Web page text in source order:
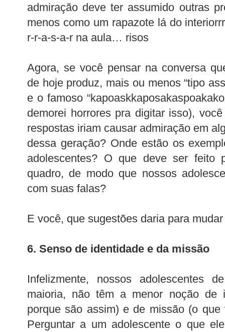
admiração deve ter assumido outras
menos como um rapazote lá do
r-r-a-s-a-r na aula… risos
Agora, se você pensar na conversa
de hoje produz, mais ou menos “tipo
e o famoso
demorei horrores pra digitar isso),
respostas iriam causar admiração em
dessa geração? Onde estão os
adolescentes? O que deve ser feito
quadro, de modo que nossos
com suas falas?
E você, que sugestões daria para
6. Senso de identidade e da missão
Infelizmente, nossos adolescentes
maioria, não têm a menor noção de
porque são assim) e de missão (o
Perguntar a um adolescente o que